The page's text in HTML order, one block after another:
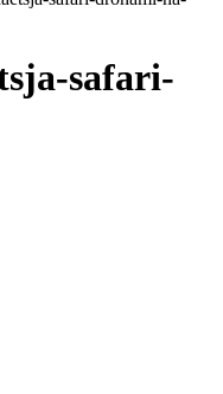
safari-